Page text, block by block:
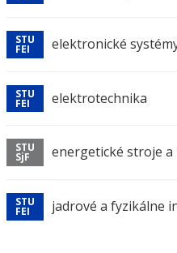
elektronické
elektrotechnika
energetické stroje a
jadrové a fyzikálne